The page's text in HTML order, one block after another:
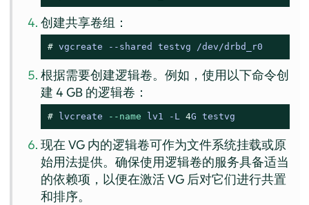
创建共享卷组：
# vgcreate --shared testvg /dev/drbd_r0
根据需要创建逻辑卷。例如，使用以下命令创
建 4 GB 的逻辑卷：
# lvcreate --name lv1 -L 4G testvg
现在 VG 内的逻辑卷可作为文件系统挂载或原
始用法提供。确保使用逻辑卷的服务具备适当
的依赖项，以便在激活 VG 后对它们进行共置
和排序。